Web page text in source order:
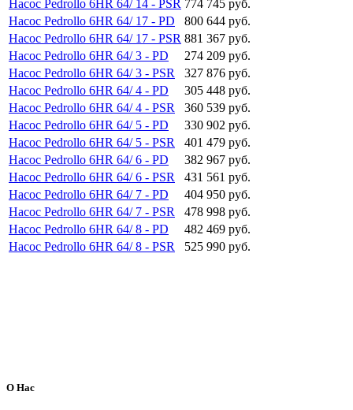
Насос Pedrollo 6HR 64/ 14 - PSR 774 745 руб.
Насос Pedrollo 6HR 64/ 17 - PD
800 644 руб.
Насос Pedrollo 6HR 64/ 17 - PSR 881 367 руб.
Насос Pedrollo 6HR 64/ 3 - PD
274 209 руб.
Насос Pedrollo 6HR 64/ 3 - PSR
327 876 руб.
Насос Pedrollo 6HR 64/ 4 - PD
305 448 руб.
Насос Pedrollo 6HR 64/ 4 - PSR
360 539 руб.
Насос Pedrollo 6HR 64/ 5 - PD
330 902 руб.
Насос Pedrollo 6HR 64/ 5 - PSR
401 479 руб.
Насос Pedrollo 6HR 64/ 6 - PD
382 967 руб.
Насос Pedrollo 6HR 64/ 6 - PSR
431 561 руб.
Насос Pedrollo 6HR 64/ 7 - PD
404 950 руб.
Насос Pedrollo 6HR 64/ 7 - PSR
478 998 руб.
Насос Pedrollo 6HR 64/ 8 - PD
482 469 руб.
Насос Pedrollo 6HR 64/ 8 - PSR
525 990 руб.
О Нас